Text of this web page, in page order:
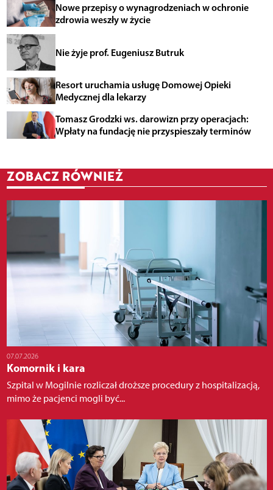
Nowe przepisy o wynagrodzeniach w ochronie
zdrowia weszły w życie
Nie żyje prof. Eugeniusz Butruk
Resort uruchamia usługę Domowej Opieki
Medycznej dla lekarzy
Tomasz Grodzki ws. darowizn przy operacjach:
Wpłaty na fundację nie przyspieszały terminów
ZOBACZ RÓWNIEŻ
07.07.2026
Komornik i kara
Szpital w Mogilnie rozliczał droższe procedury z hospitalizacją,
mimo że pacjenci mogli być...